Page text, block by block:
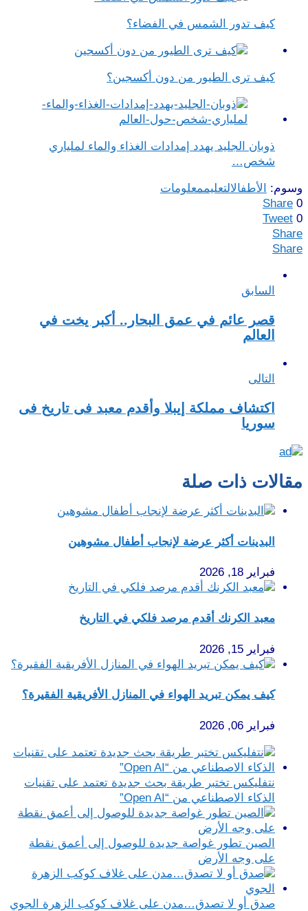
كيف تدور الشمس في الفضاء؟
كيف ترى الطيور من دون أكسجين؟
ذوبان الجليد يهدد إمدادات الغذاء والماء لملياري
شخص…
وسوم: الأطفالالتعليممعلومات
Share 0
Tweet 0
Share
Share
السابق
قصر عائم في عمق البحار.. أكبر يخت في
العالم
التالى
اكتشاف مملكة إيبلا وأقدم معبد فى تاريخ فى
سوريا
مقالات ذات صلة
البدينات أكثر عرضة لإنجاب أطفال مشوهين
فبراير 18, 2026
معبد الكرنك أقدم مرصد فلكي في التاريخ
فبراير 15, 2026
كيف يمكن تبريد الهواء في المنازل الأفريقية الفقيرة؟
فبراير 06, 2026
نتفليكس تختبر طريقة بحث جديدة تعتمد على تقنيات
الذكاء الاصطناعي من “Open AI”
الصين تطور غواصة جديدة للوصول إلى أعمق نقطة
على وجه الأرض
صدق أو لا تصدق…مدن على غلاف كوكب الزهرة الجوي